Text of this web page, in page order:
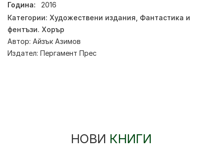
Година:
2016
Категории: Художествени издания Фантастика и
фентъзи. Хорър
Автор: Айзък Азимов
Издател: Пергамент Прес
НОВИ КНИГИ